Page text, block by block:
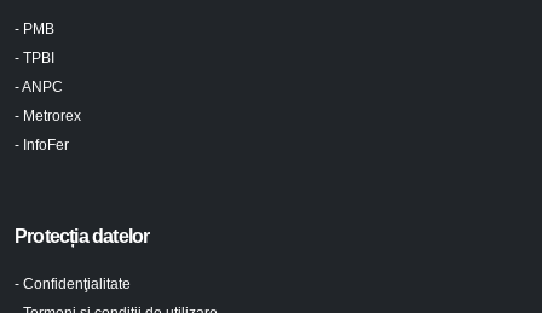
- PMB
- TPBI
- ANPC
- Metrorex
- InfoFer
Protecția datelor
- Confidenţialitate